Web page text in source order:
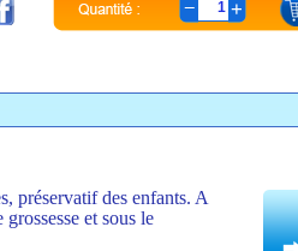
1
préservatif des enfants. A
et sous le